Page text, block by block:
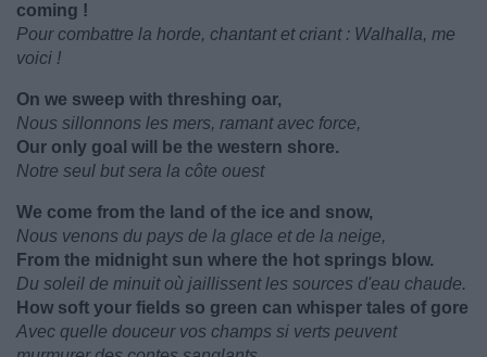
coming !
Pour combattre la horde, chantant et criant : Walhalla, me
voici !
On we sweep with threshing oar,
Nous sillonnons les mers, ramant avec force,
Our only goal will be the western shore.
Notre seul but sera la côte ouest
We come from the land of the ice and snow,
Nous venons du pays de la glace et de la neige,
From the midnight sun where the hot springs blow.
Du soleil de minuit où jaillissent les sources d'eau chaude.
How soft your fields so green can whisper tales of gore
Avec quelle douceur vos champs si verts peuvent